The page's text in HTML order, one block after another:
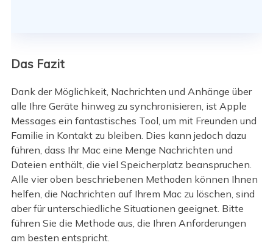
Das Fazit
Dank der Möglichkeit, Nachrichten und Anhänge über
alle Ihre Geräte hinweg zu synchronisieren, ist Apple
Messages ein fantastisches Tool, um mit Freunden und
Familie in Kontakt zu bleiben. Dies kann jedoch dazu
führen, dass Ihr Mac eine Menge Nachrichten und
Dateien enthält, die viel Speicherplatz beanspruchen.
Alle vier oben beschriebenen Methoden können Ihnen
helfen, die Nachrichten auf Ihrem Mac zu löschen, sind
aber für unterschiedliche Situationen geeignet. Bitte
führen Sie die Methode aus, die Ihren Anforderungen
am besten entspricht.